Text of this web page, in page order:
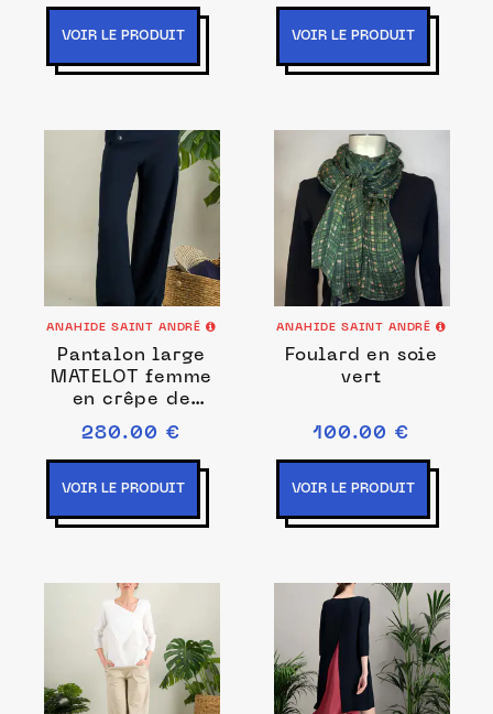
VOIR LE PRODUIT VOIR LE PRODUIT
ANAHIDE SAINT ANDRÉ
Pantalon large
MATELOT femme
en crêpe de
viscose fluide
taille haute
280.00 €
VOIR LE PRODUIT
ANAHIDE SAINT ANDRÉ
Foulard en soie
vert
100.00 €
VOIR LE PRODUIT